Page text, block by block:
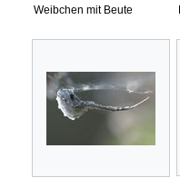
Weibchen mit Beute